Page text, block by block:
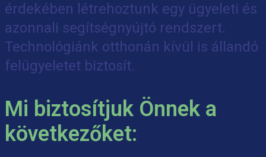
érdekében létrehoztunk egy ügyeleti és
azonnali segítségnyújtó rendszert.
Technológiánk otthonán kívül is állandó
felügyeletet biztosít.
Mi biztosítjuk Önnek a
következőket: